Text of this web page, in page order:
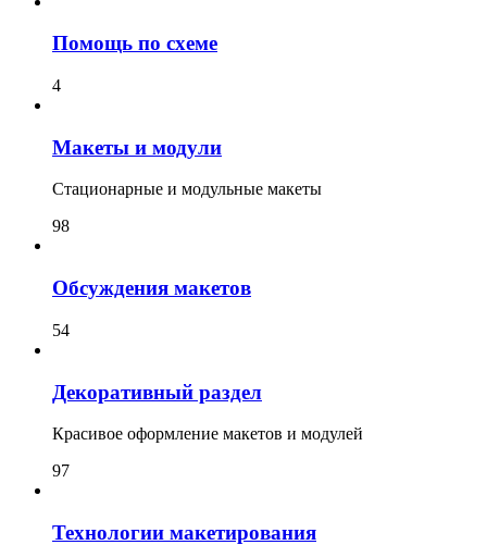
Помощь по схеме
4
Макеты и модули
Стационарные и модульные макеты
98
Обсуждения макетов
54
Декоративный раздел
Красивое оформление макетов и модулей
97
Технологии макетирования